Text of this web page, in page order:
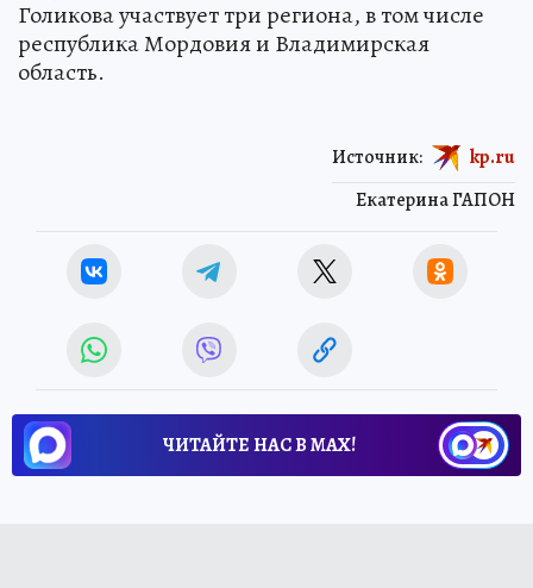
Голикова участвует три региона, в том числе
республика Мордовия и Владимирская
область.
Екатерина ГАПОН
Источник: kp.ru
ЧИТАЙТЕ НАС В МАХ!